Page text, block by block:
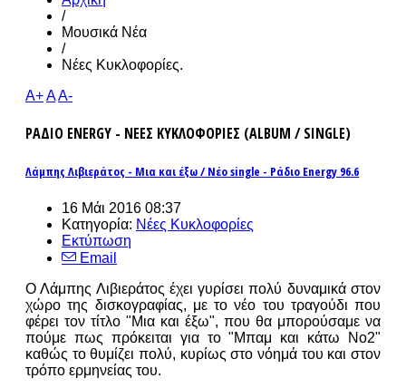
/
Μουσικά Νέα
/
Νέες Κυκλοφορίες.
A+AA-
ΡΑΔΙΟ ENERGY - ΝΕΕΣ ΚΥΚΛΟΦΟΡΙΕΣ (ALBUM / SINGLE)
Λάμπης Λιβιεράτος - Μια και έξω / Νέο single - Ράδιο Energy 96.6
16 Μάι 2016 08:37
Κατηγορία: Νέες Κυκλοφορίες
Εκτύπωση
Email
Ο Λάμπης Λιβιεράτος έχει γυρίσει πολύ δυναμικά στον
χώρο της δισκογραφίας, με το νέο του τραγούδι που
φέρει τον τίτλο "Μια και έξω", που θα μπορούσαμε να
πούμε πως πρόκειται για το "Μπαμ και κάτω No2"
καθώς το θυμίζει πολύ, κυρίως στο νόημά του και στον
τρόπο ερμηνείας του.